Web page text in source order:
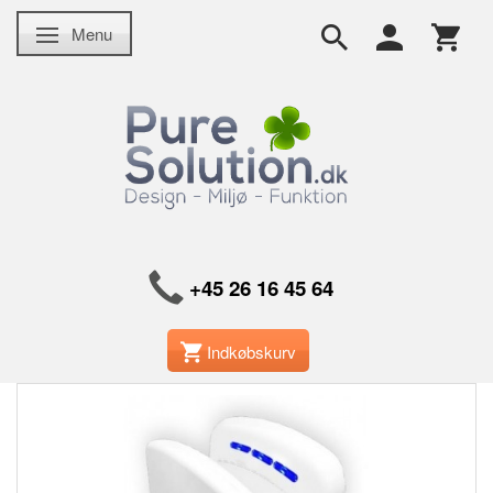
Skifte navigation
Menu
+45 26 16 45 64
Indkøbskurv